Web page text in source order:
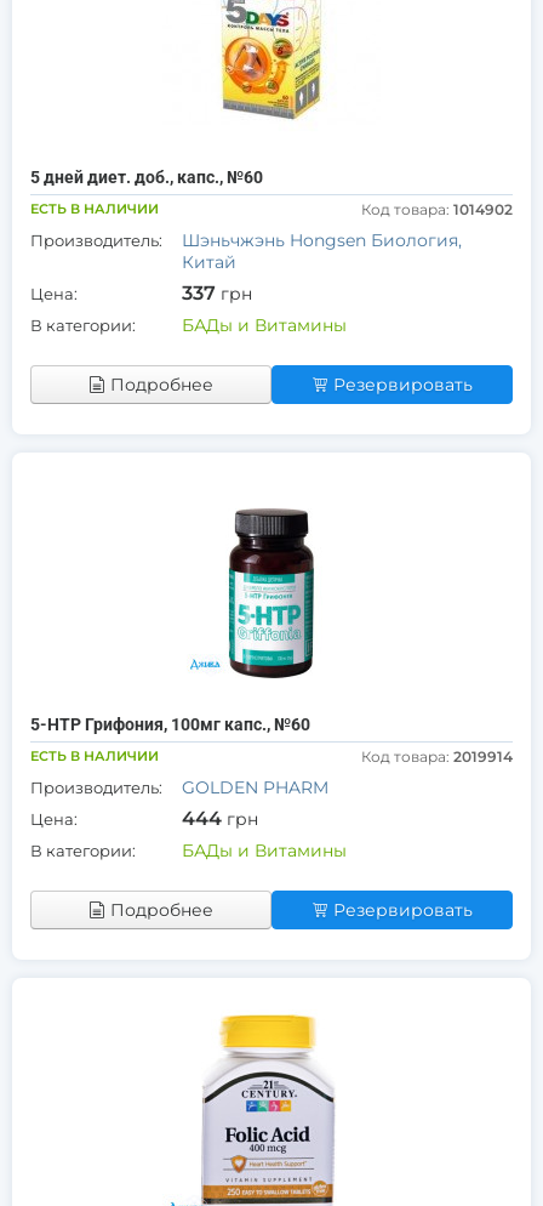
5 дней диет. доб., капс., №60
ЕСТЬ В НАЛИЧИИ Код товара: 1014902
Производитель:
Шэньчжэнь Hongsen Биология,
Китай
Цена: 337 грн
В категории: БАДы и Витамины
Подробнее Резервировать
5-НТР Грифония, 100мг капс., №60
ЕСТЬ В НАЛИЧИИ Код товара: 2019914
Производитель: GOLDEN PHARM
Цена: 444 грн
В категории: БАДы и Витамины
Подробнее Резервировать